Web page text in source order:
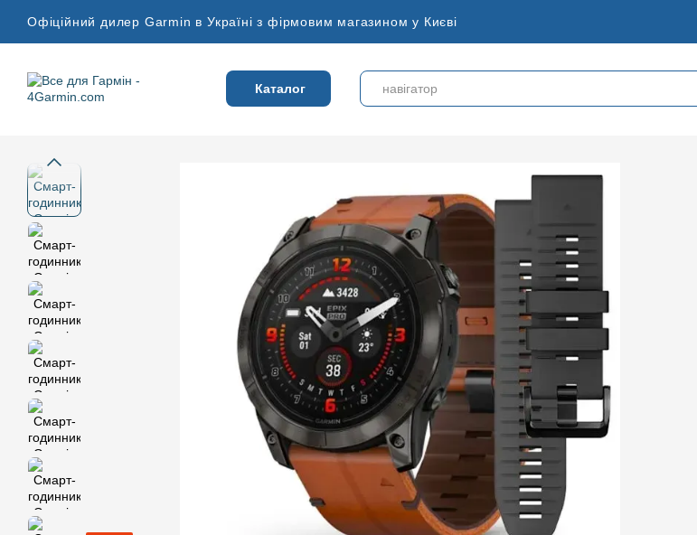
Офіційний дилер Garmin в Україні з фірмовим магазином у Києві
Каталог